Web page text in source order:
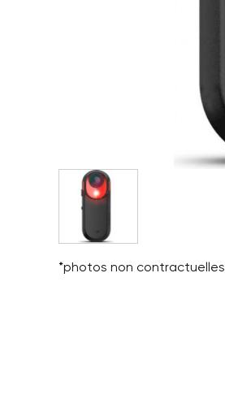
*photos non contractuelles